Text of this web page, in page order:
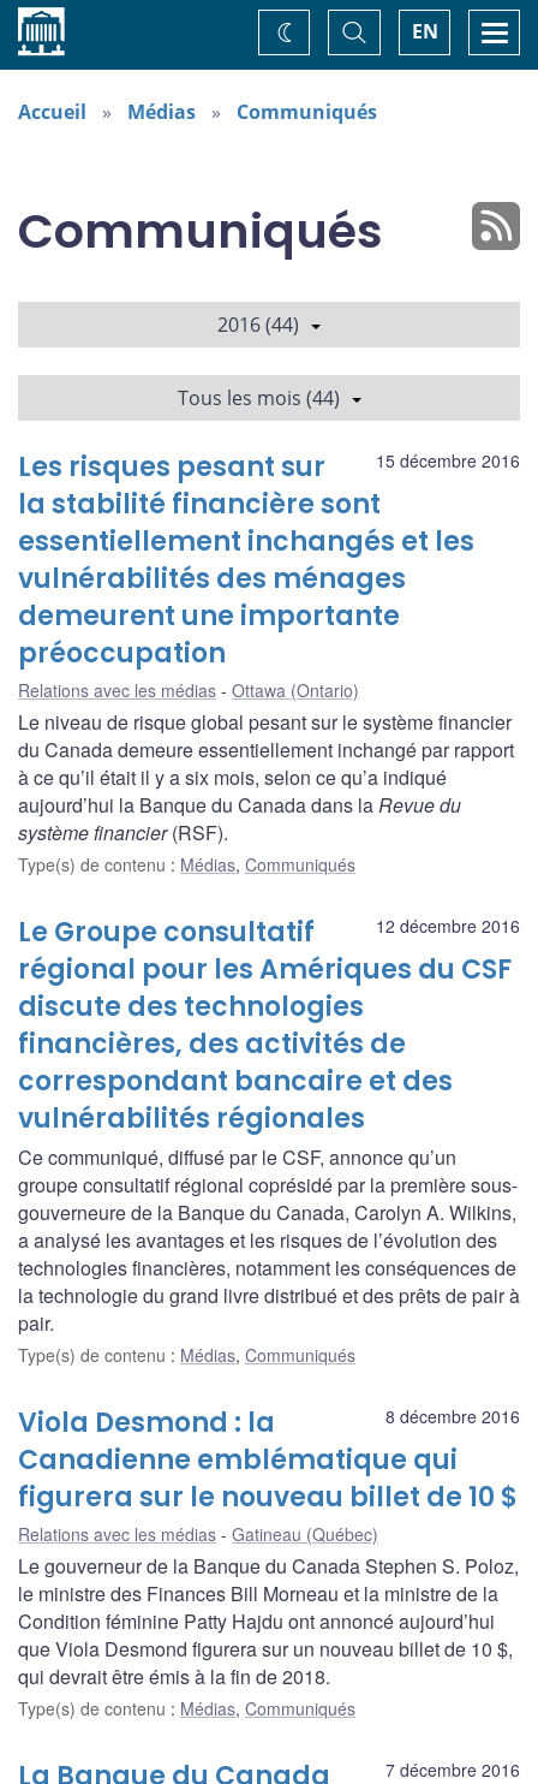
Accueil EN
Basculer
la
recherche
Changez
de
thème
Accueil Médias Communiqués
Communiqués
2016 (44)
Tous les mois (44)
15 décembre 2016
Les risques pesant sur
la stabilité financière sont
essentiellement inchangés et les
vulnérabilités des ménages
demeurent une importante
préoccupation
Relations avec les médias Ottawa (Ontario)
Le niveau de risque global pesant sur le système financier
du Canada demeure essentiellement inchangé par rapport
à ce qu’il était il y a six mois, selon ce qu’a indiqué
aujourd’hui la Banque du Canada dans laRevue du
système financier(RSF).
Type(s) de contenu : Médias, Communiqués
12 décembre 2016
Le Groupe consultatif
régional pour les Amériques du CSF
discute des technologies
financières, des activités de
correspondant bancaire et des
vulnérabilités régionales
Ce communiqué, diffusé par le CSF, annonce qu’un
groupe consultatif régional coprésidé par la première sous-
gouverneure de la Banque du Canada, Carolyn A. Wilkins,
a analysé les avantages et les risques de l’évolution des
technologies financières, notamment les conséquences de
la technologie du grand livre distribué et des prêts de pair à
pair.
Type(s) de contenu : Médias, Communiqués
8 décembre 2016
Viola Desmond : la
Canadienne emblématique qui
figurera sur le nouveau billet de 10 $
Relations avec les médias Gatineau (Québec)
Le gouverneur de la Banque du Canada Stephen S. Poloz,
le ministre des Finances Bill Morneau et la ministre de la
Condition féminine Patty Hajdu ont annoncé aujourd’hui
que Viola Desmond figurera sur un nouveau billet de 10 $,
qui devrait être émis à la fin de 2018.
Type(s) de contenu : Médias, Communiqués
7 décembre 2016
La Banque du Canada